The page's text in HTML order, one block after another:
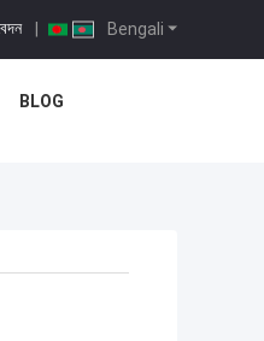
Bengali
|
BLOG